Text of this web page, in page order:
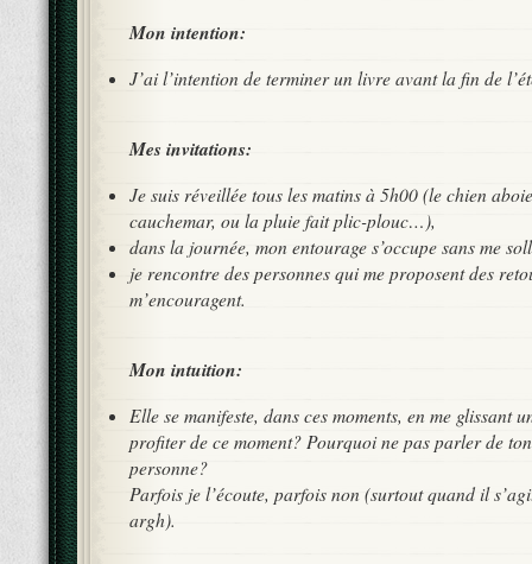
Mon intention:
J’ai l’intention de terminer un livre avant la fin de
Mes invitations:
Je suis réveillée tous les matins à 5h00 (le chien
cauchemar, ou la pluie fait plic-plouc…),
dans la journée, mon entourage s’occupe sans me
je rencontre des personnes qui me proposent des
m’encouragent.
Mon intuition:
Elle se manifeste, dans ces moments, en me glissant
profiter de ce moment? Pourquoi ne pas parler de
personne?
Parfois je l’écoute, parfois non (surtout quand il
argh).